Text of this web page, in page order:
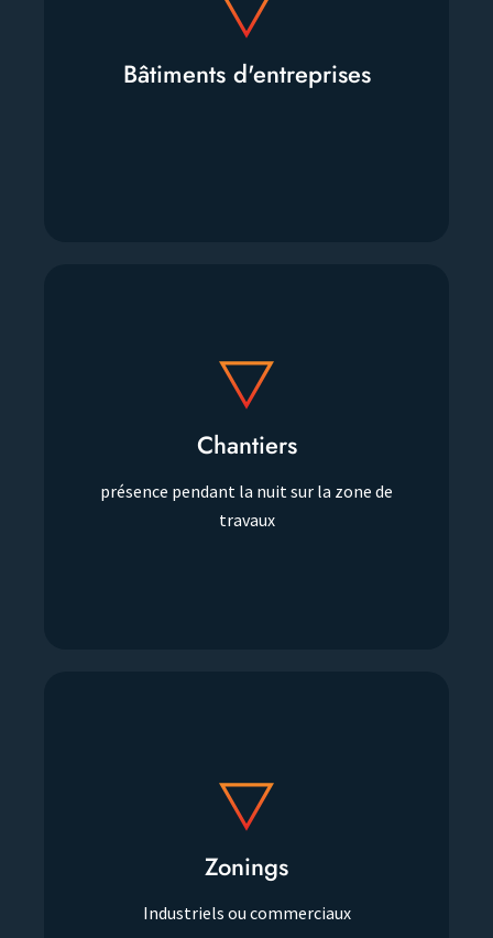
Bâtiments d'entreprises
Bâtiments d'entreprises
Chantiers
présence pendant la nuit sur la zone de
travaux
Chantiers
présence pendant la nuit sur la zone de
travaux
Zonings
Industriels ou commerciaux
Zonings
Industriels ou commerciaux